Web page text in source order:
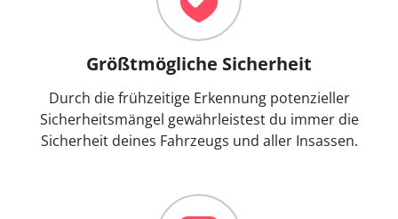
Größtmögliche Sicherheit
Durch die frühzeitige Erkennung potenzieller
Sicherheitsmängel gewährleistest du immer die
Sicherheit deines Fahrzeugs und aller Insassen.